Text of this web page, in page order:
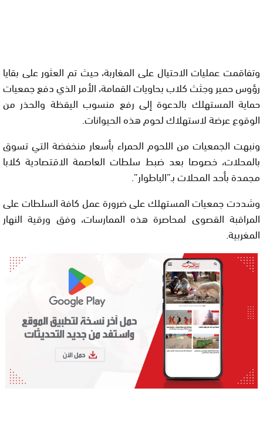
وتفاقمت عمليات الاحتيال على المغاربة، حيث تم العثور على بقايا
رؤوس حمير وجثث كلاب بحاويات القمامة، الأمر الذي دفع جمعيات
حماية المستهلك بالدعوة إلى رفع منسوب اليقظة والحذر من
الوقوع عرضة لاستهلاك لحوم هذه الحيوانات.
ونبهت الجمعيات من اللحوم الحمراء بأسعار منخفضة التي تسوق
بالمحلات، خصوصا بعد ضبط سلطات العاصمة الاقتصادية كلابا
مجمدة بأحد المحلات بـ”الباطوار”.
وشددت جمعيات المستهلك على ضرورة عمل كافة السلطات على
المراقبة القصوى لمحاصرة هذه الممارسات، وفق ورقية النهار
المغربية.